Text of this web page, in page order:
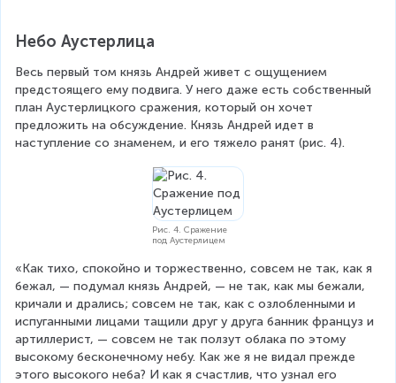
Небо Аустерлица
Весь первый том князь Андрей живет с ощущением
предстоящего ему подвига. У него даже есть собственный
план Аустерлицкого сражения, который он хочет
предложить на обсуждение. Князь Андрей идет в
наступление со знаменем, и его тяжело ранят (рис. 4).
Рис. 4. Сражение
под Аустерлицем
«Как тихо, спокойно и торжественно, совсем не так, как я
бежал, — подумал князь Андрей, — не так, как мы бежали,
кричали и дрались; совсем не так, как с озлобленными и
испуганными лицами тащили друг у друга банник француз и
артиллерист, — совсем не так ползут облака по этому
высокому бесконечному небу. Как же я не видал прежде
этого высокого неба? И как я счастлив, что узнал его